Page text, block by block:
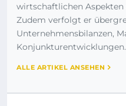
wirtschaftlichen Aspekten
Zudem verfolgt er
Unternehmensbilanzen,
Konjunkturentwicklungen.
ALLE ARTIKEL ANSEHEN